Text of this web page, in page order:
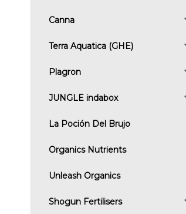
Canna
Terra Aquatica (GHE)
Plagron
JUNGLE indabox
La Poción Del Brujo
Organics Nutrients
Unleash Organics
Shogun Fertilisers